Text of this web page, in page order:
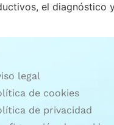
el diagnóstico
legal
de cookies
de privacidad